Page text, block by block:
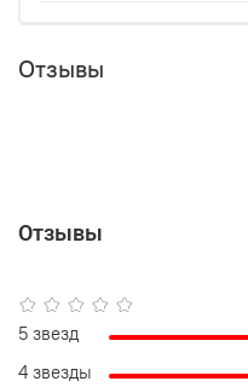
Отзывы
Отзывы
5 звезд
4 звезды